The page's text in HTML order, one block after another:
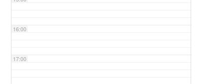
16:00
17:00